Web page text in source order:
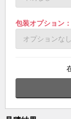
包装オプション：